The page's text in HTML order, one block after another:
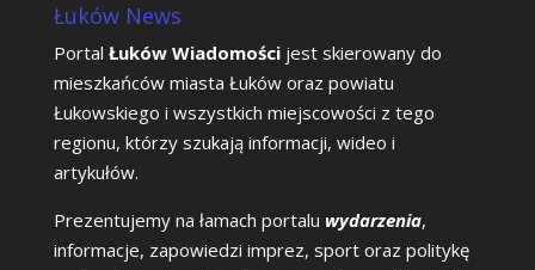
Łuków News
Portal Łuków Wiadomościjest skierowany do
mieszkańców miasta Łuków oraz powiatu
Łukowskiego i wszystkich miejscowości z tego
regionu, którzy szukają informacji, wideo i
artykułów.
Prezentujemy na łamach portalu wydarzenia,
informacje, zapowiedzi imprez, sport oraz politykę